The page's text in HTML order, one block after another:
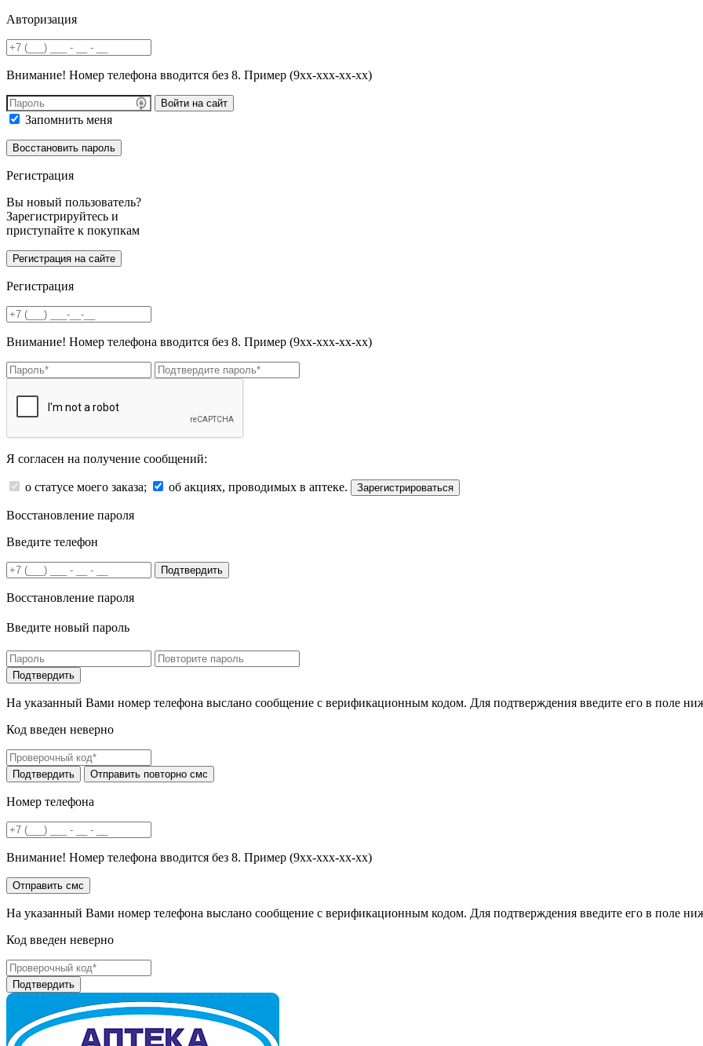
Авторизация
Внимание! Номер телефона вводится без 8. Пример (9хх-ххх-хх-хх)
Войти на сайт
Запомнить меня
Регистрация
Вы новый пользователь?
Зарегистрируйтесь и
приступайте к покупкам
Регистрация
Внимание! Номер телефона вводится без 8. Пример (9хх-ххх-хх-хх)
Я согласен на получение сообщений:
о статусе моего заказа; об акциях, проводимых в аптеке. Зарегистрироваться
Восстановление пароля
Введите телефон
Подтвердить
Восстановление пароля
Введите новый пароль
На указанный Вами номер телефона выслано сообщение с верификационным кодом. Для подтверждения введите его в поле
Код введен неверно
Номер телефона
Внимание! Номер телефона вводится без 8. Пример (9хх-ххх-хх-хх)
На указанный Вами номер телефона выслано сообщение с верификационным кодом. Для подтверждения введите его в поле
Код введен неверно